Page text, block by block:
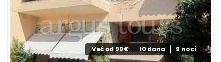
Već od 99€ 10 dana 9 noci